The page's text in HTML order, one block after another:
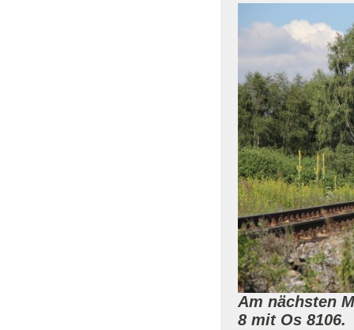
Am nächsten
8 mit Os 8106.